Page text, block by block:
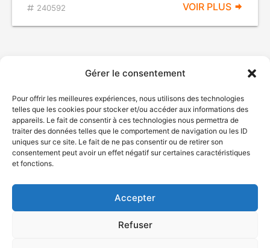
Gérer le consentement
Pour offrir les meilleures expériences, nous utilisons des technologies
telles que les cookies pour stocker et/ou accéder aux informations des
appareils. Le fait de consentir à ces technologies nous permettra de
traiter des données telles que le comportement de navigation ou les ID
uniques sur ce site. Le fait de ne pas consentir ou de retirer son
consentement peut avoir un effet négatif sur certaines caractéristiques
et fonctions.
Accepter
Refuser
240592 VOIR PLUS
© Gouvernement du Québec, 2026
Plan du site
Accessibilité
Accès à l'information
Déclaration de services